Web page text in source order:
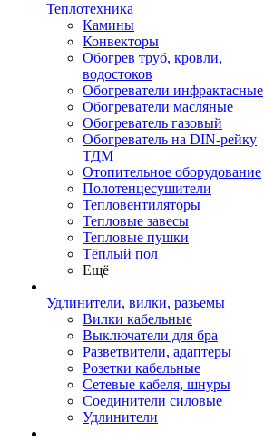
Теплотехника
Камины
Конвекторы
Обогрев труб, кровли,
водостоков
Обогреватели инфрактасные
Обогреватели масляные
Обогреватель газовый
Обогреватель на DIN-рейку
ТДМ
Отопительное оборудование
Полотенцесушители
Тепловентиляторы
Тепловые завесы
Тепловые пушки
Тёплый пол
Ещё
Удлинители, вилки, разьемы
Вилки кабельные
Выключатели для бра
Разветвители, адаптеры
Розетки кабельные
Сетевые кабеля, шнуры
Соединители силовые
Удлинители